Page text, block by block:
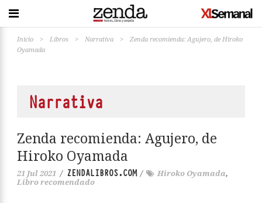
Inicio > Libros > Narrativa >
Zenda recomienda: Agujero, de Hiroko
Oyamada
Narrativa
Zenda recomienda: Agujero, de
Hiroko Oyamada
21 Jul 2021 / ZENDALIBROS.COM/ Hiroko Oyamada,
Libro recomendado